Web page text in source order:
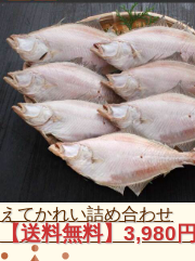
えてかれい詰め合わせ
【送料無料】3,980円